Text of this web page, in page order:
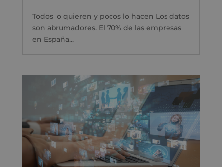
Todos lo quieren y pocos lo hacen Los datos
son abrumadores. El 70% de las empresas
en España...